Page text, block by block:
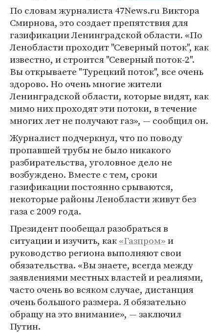
По словам журналиста 47News.ru Виктора
Смирнова, это создает препятствия для
газификации Ленинградской области. «По
Ленобласти проходит "Северный поток", как
известно, и строится "Северный поток-2".
Вы открываете "Турецкий поток", все очень
здорово. Но очень многие жители
Ленинградской области, которые видят, как
мимо них проходят эти потоки, в течение
многих лет не получают газ», — сообщил он.
Журналист подчеркнул, что по поводу
пропавшей трубы не было никакого
разбирательства, уголовное дело не
возбуждено. Вместе с тем, сроки
газификации постоянно срываются,
некоторые районы Ленобласти живут без
газа с 2009 года.
Президент пообещал разобраться в
ситуации и изучить, как«Газпром»и
руководство региона выполняют свои
обязательства. «Вы знаете, всегда между
заявлениями местных властей и реалиями,
часто очень во всяком случае, дистанция
очень большого размера. Я обязательно
обращу на это внимание», — заключил
Путин.